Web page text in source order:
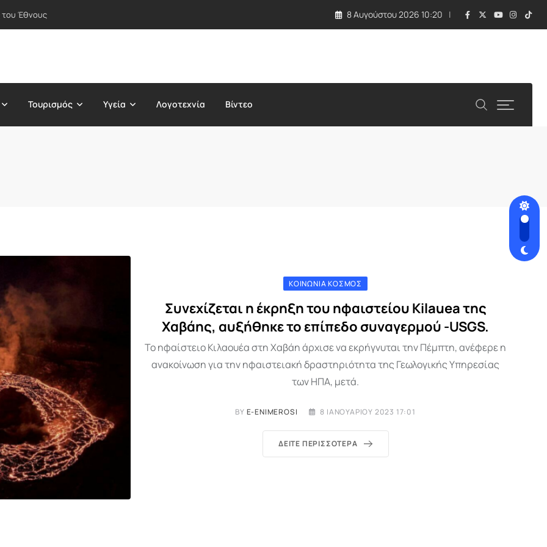
Έθνους 8 Αυγούστου 2026 10:20
Τουρισμός Υγεία Λογοτεχνία Βίντεο
ΚΟΙΝΩΝΊΑ ΚΌΣΜΟΣ
Συνεχίζεται η έκρηξη του ηφαιστείου Kilauea της
Χαβάης, αυξήθηκε το επίπεδο συναγερμού -USGS.
Το ηφαίστειο Κιλαουέα στη Χαβάη άρχισε να εκρήγνυται την Πέμπτη, ανέφερε η
ανακοίνωση για την ηφαιστειακή δραστηριότητα της Γεωλογικής Υπηρεσίας
των ΗΠΑ, μετά.
BY E-ENIMEROSI 8 ΙΑΝΟΥΑΡΊΟΥ 2023 17:01
ΔΕΊΤΕ ΠΕΡΙΣΣΌΤΕΡΑ